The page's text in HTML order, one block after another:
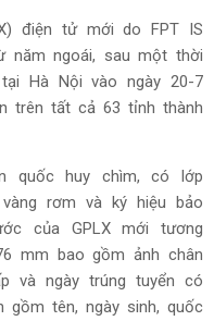
điện tử mới do FPT IS
năm ngoái, sau một thời
Hà Nội vào ngày 20-7
trên tất cả 63 tỉnh thành
quốc huy chìm, có lớp
rơm và ký hiệu bảo
của GPLX mới tương
mm bao gồm ảnh chân
và ngày trúng tuyển có
tên, ngày sinh, quốc